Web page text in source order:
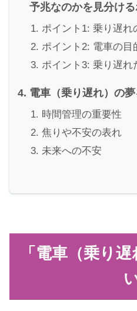
予兆なのかを見分ける
ポイント1: 乗り遅れ
ポイント2: 電車の目
ポイント3: 乗り遅れ
電車（乗り遅れ）の
時間管理の重要性
焦りや不安の表れ
未来への不安
「電車（乗り